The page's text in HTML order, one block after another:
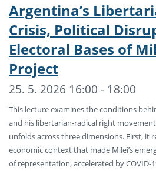
Argentina’s
Crisis, Political
Electoral Bases of
Project
25. 5. 2026 16:00 - 18:00
This lecture examines the conditions
and his libertarian-radical right
unfolds across three dimensions. First, it
economic context that made Milei’s
of representation, accelerated by COVID-